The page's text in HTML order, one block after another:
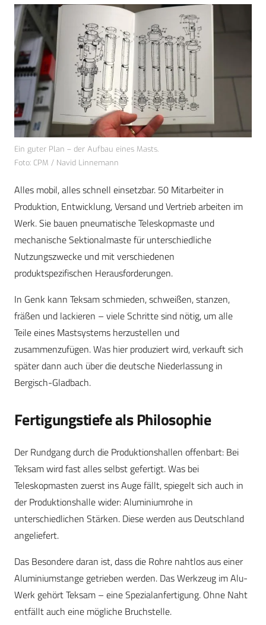
Ein guter Plan – der Aufbau eines Masts.
Foto: CPM / Navid Linnemann
Alles mobil, alles schnell einsetzbar. 50 Mitarbeiter in
Produktion, Entwicklung, Versand und Vertrieb arbeiten im
Werk. Sie bauen pneumatische Teleskopmaste und
mechanische Sektionalmaste für unterschiedliche
Nutzungszwecke und mit verschiedenen
produktspezifischen Herausforderungen.
In Genk kann Teksam schmieden, schweißen, stanzen,
fräßen und lackieren – viele Schritte sind nötig, um alle
Teile eines Mastsystems herzustellen und
zusammenzufügen. Was hier produziert wird, verkauft sich
später dann auch über die deutsche Niederlassung in
Bergisch-Gladbach.
Fertigungstiefe als Philosophie
Der Rundgang durch die Produktionshallen offenbart: Bei
Teksam wird fast alles selbst gefertigt. Was bei
Teleskopmasten zuerst ins Auge fällt, spiegelt sich auch in
der Produktionshalle wider: Aluminiumrohe in
unterschiedlichen Stärken. Diese werden aus Deutschland
angeliefert.
Das Besondere daran ist, dass die Rohre nahtlos aus einer
Aluminiumstange getrieben werden. Das Werkzeug im Alu-
Werk gehört Teksam – eine Spezialanfertigung. Ohne Naht
entfällt auch eine mögliche Bruchstelle.